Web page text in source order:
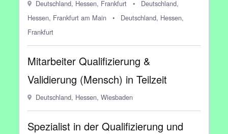
Deutschland, Hessen, Frankfurt •
Deutschland,
Hessen, Frankfurt am Main
•
Deutschland, Hessen,
Frankfurt
Mitarbeiter Qualifizierung &
Validierung (Mensch) in Teilzeit
Deutschland, Hessen, Wiesbaden
Spezialist in der Qualifizierung und